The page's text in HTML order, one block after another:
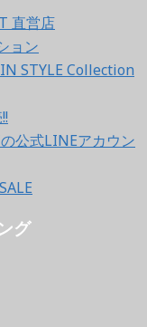
直営店
ョン
STYLE Collection
公式LINEアカウン
グ